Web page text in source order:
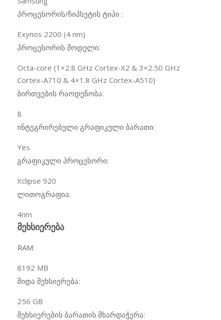
პროცესორის/ჩიპსეტის ტიპი :
Exynos 2200 (4 nm)
პროცესორის მოდელი:
Octa-core (1×2.8 GHz Cortex-X2 & 3×2.50 GHz
Cortex-A710 & 4×1.8 GHz Cortex-A510)
ბირთვების რაოდენობა:
8
ინტეგრირებული გრაფიკული ბარათი:
Yes
გრაფიკული პროცესორი:
Xclipse 920
ლითოგრაფია:
4nm
მეხსიერება
RAM:
8192 MB
შიდა მეხსიერება:
256 GB
მეხსიერების ბარათის მხარდაჭერა: